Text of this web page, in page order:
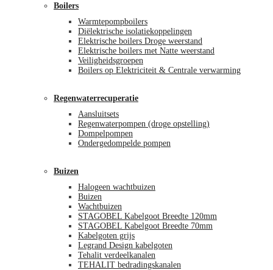
Boilers
Warmtepompboilers
Diëlektrische isolatiekoppelingen
Elektrische boilers Droge weerstand
Elektrische boilers met Natte weerstand
Veiligheidsgroepen
Boilers op Elektriciteit & Centrale verwarming
Regenwaterrecuperatie
Aansluitsets
Regenwaterpompen (droge opstelling)
Dompelpompen
Ondergedompelde pompen
Buizen
Halogeen wachtbuizen
Buizen
Wachtbuizen
STAGOBEL Kabelgoot Breedte 120mm
STAGOBEL Kabelgoot Breedte 70mm
Kabelgoten grijs
Legrand Design kabelgoten
Tehalit verdeelkanalen
TEHALIT bedradingskanalen